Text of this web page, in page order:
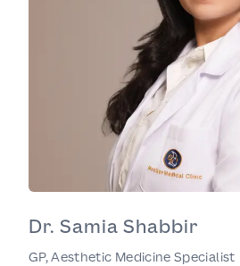
Dr. Samia Shabbir
GP, Aesthetic Medicine Specialist